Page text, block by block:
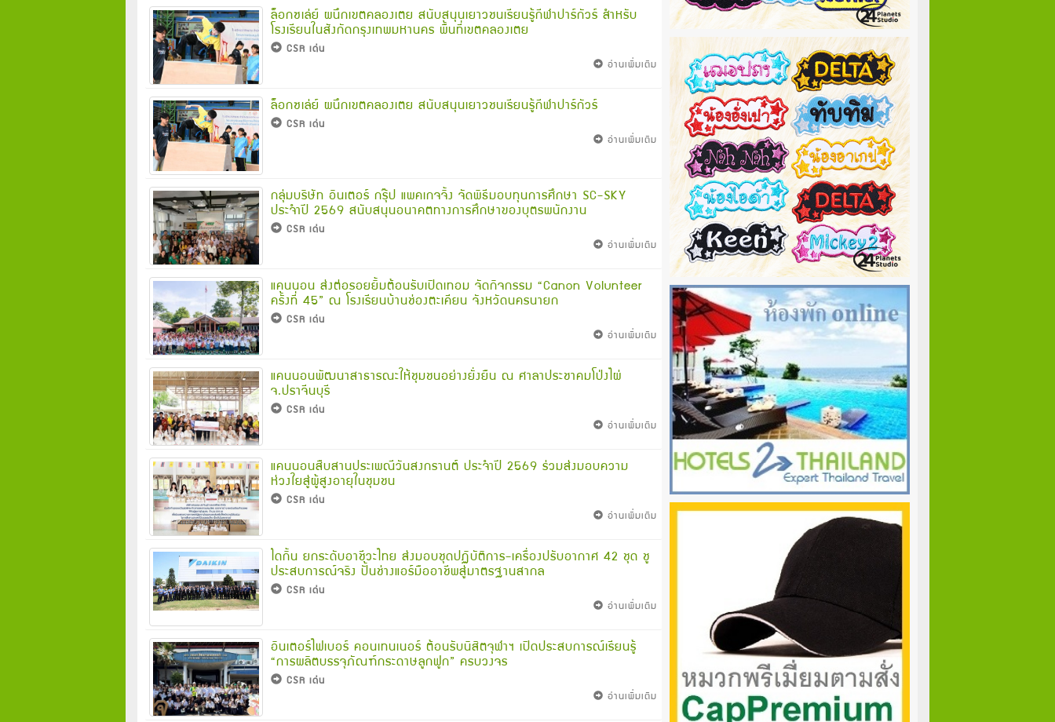
ล็อกซเล่ย์ ผนึกเขตคลองเตย สนับสนุนเยาวชนเรียนรู้กีฬาปาร์กัวร์ สำหรับ
โรงเรียนในสังกัดกรุงเทพมหานคร พื้นที่เขตคลองเตย
CSR เด่น
อ่านเพิ่มเติม
ล็อกซเล่ย์ ผนึกเขตคลองเตย สนับสนุนเยาวชนเรียนรู้กีฬาปาร์กัวร์
CSR เด่น
อ่านเพิ่มเติม
กลุ่มบริษัท อินเตอร์ กรุ๊ป แพคเกจจิ้ง จัดพิธีมอบทุนการศึกษา SC-SKY
ประจำปี 2569 สนับสนุนอนาคตทางการศึกษาของบุตรพนักงาน
CSR เด่น
อ่านเพิ่มเติม
แคนนอน ส่งต่อรอยยิ้มต้อนรับเปิดเทอม จัดกิจกรรม “Canon Volunteer
ครั้งที่ 45” ณ โรงเรียนบ้านช่องตะเคียน จังหวัดนครนายก
CSR เด่น
อ่านเพิ่มเติม
แคนนอนพัฒนาสาธารณะให้ชุมชนอย่างยั่งยืน ณ ศาลาประชาคมโป่งไผ่
จ.ปราจีนบุรี
CSR เด่น
อ่านเพิ่มเติม
แคนนอนสืบสานประเพณีวันสงกรานต์ ประจำปี 2569 ร่วมส่งมอบความ
ห่วงใยสู่ผู้สูงอายุในชุมชน
CSR เด่น
อ่านเพิ่มเติม
ไดกิ้น ยกระดับอาชีวะไทย ส่งมอบชุดปฏิบัติการ-เครื่องปรับอากาศ 42 ชุด ชู
ประสบการณ์จริง ปั้นช่างแอร์มืออาชีพสู่มาตรฐานสากล
CSR เด่น
อ่านเพิ่มเติม
อินเตอร์ไฟเบอร์ คอนเทนเนอร์ ต้อนรับนิสิตจุฬาฯ เปิดประสบการณ์เรียนรู้
“การผลิตบรรจุภัณฑ์กระดาษลูกฟูก” ครบวงจร
CSR เด่น
อ่านเพิ่มเติม